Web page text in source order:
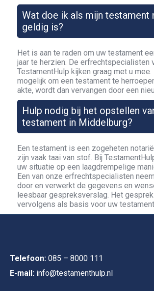
Wat doe ik als mijn testament
geldig is?
Het is aan te raden om uw testament
jaar te herzien. De erfrechtspecialisten
TestamentHulp kijken graag met u mee.
mogelijk om een testament te
akte, wordt dan vervangen door een
Hulp nodig bij het opstellen
testament in Middelburg?
Een testament is een zogeheten
zijn vaak taai van stof. Bij
uw situatie op een laagdrempelige
Een van onze erfrechtspecialisten
door en verwerkt de gegevens en
leesbaar gespreksverslag. Het
vervolgens als basis voor uw
Telefoon: 085 – 8000 111
E-mail: info@testamenthulp.nl